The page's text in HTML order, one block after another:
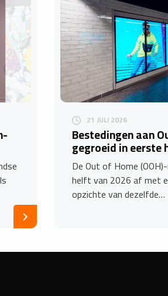
21 JULI 2026
Bestedingen aan
gegroeid in
De Out of Home
helft van 2026 af met
opzichte van dezelfde…